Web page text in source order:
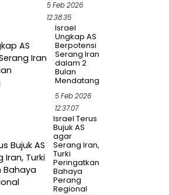
5 Feb 2026
12:38:35
Israel
Ungkap AS
Berpotensi
Serang Iran
dalam 2
Bulan
Mendatang
5 Feb 2026
12:37:07
Israel Terus
Bujuk AS
agar
Serang Iran,
Turki
Peringatkan
Bahaya
Perang
Regional